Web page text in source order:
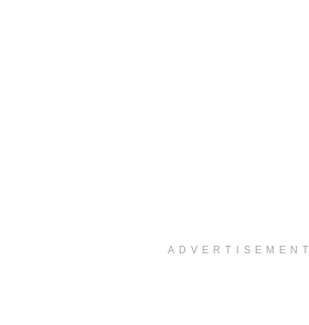
ADVERTISEMENT